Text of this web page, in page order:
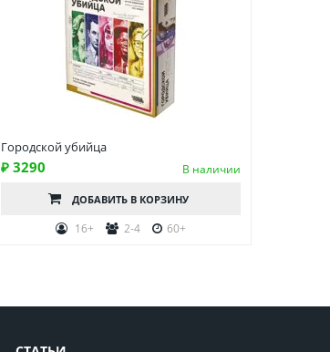
Городской убийца
₽ 3290 В наличии
ДОБАВИТЬ В КОРЗИНУ
16+ 2-4 60+